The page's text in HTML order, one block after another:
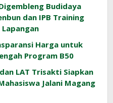
Budidaya
dan IPB Training
Lapangan
Harga untuk
Program B50
LAT Trisakti Siapkan
Jalani Magang